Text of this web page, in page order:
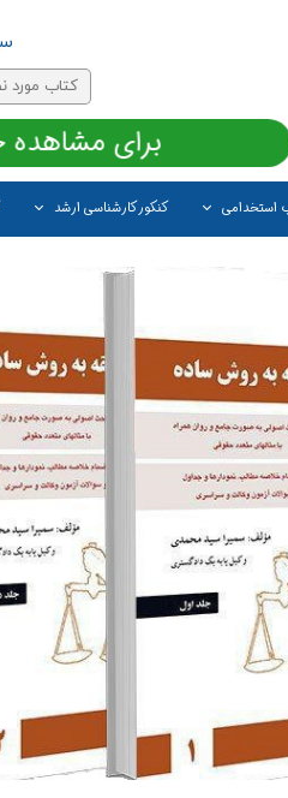
استخدامی کنکور کارشناسی ارشد
برای مشاهده